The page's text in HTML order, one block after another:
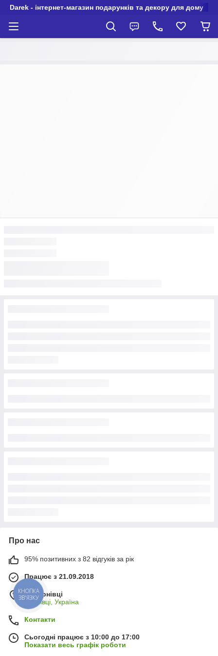
Darek - інтернет-магазин подарунків та декору для дому
Про нас
95% позитивних з 82 відгуків за рік
Працює з 21.09.2018
м. Чернівці
Чернівці, Україна
Контакти
Сьогодні працює з 10:00 до 17:00
Показати весь графік роботи
КНОПКА
ЗВ'ЯЗКУ